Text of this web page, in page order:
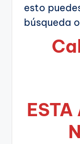
esto
búsqueda